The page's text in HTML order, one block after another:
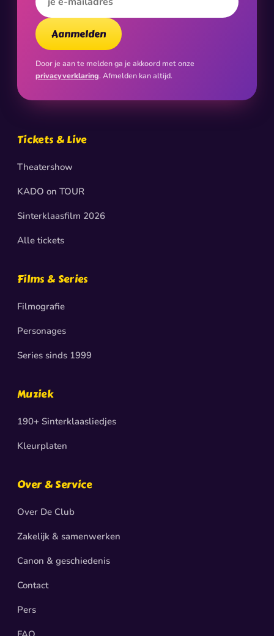
Aanmelden
Door je aan te melden ga je akkoord met onze
privacyverklaring. Afmelden kan altijd.
Tickets & Live
Theatershow
KADO on TOUR
Sinterklaasfilm 2026
Alle tickets
Films & Series
Filmografie
Personages
Series sinds 1999
Muziek
190+ Sinterklaasliedjes
Kleurplaten
Over & Service
Over De Club
Zakelijk & samenwerken
Canon & geschiedenis
Contact
Pers